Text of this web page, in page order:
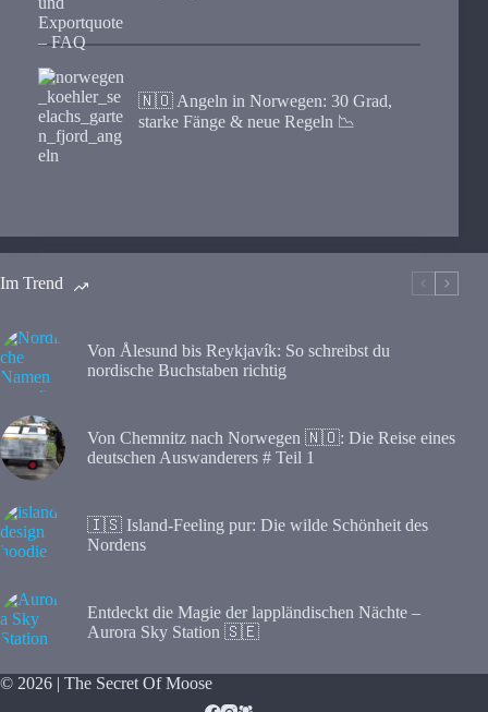
🇳🇴 Angeln in Norwegen: 30 Grad,
starke Fänge & neue Regeln 📉
Im Trend
Von Ålesund bis Reykjavík: So schreibst du
nordische Buchstaben richtig
Von Chemnitz nach Norwegen 🇳🇴: Die Reise eines
deutschen Auswanderers # Teil 1
🇮🇸 Island-Feeling pur: Die wilde Schönheit des
Nordens
Entdeckt die Magie der lappländischen Nächte –
Aurora Sky Station 🇸🇪
© 2026 | The Secret Of Moose